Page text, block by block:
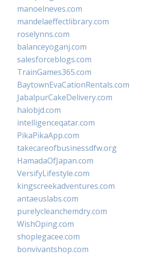
manoelneves.com
mandelaeffectlibrary.com
roselynns.com
balanceyoganj.com
salesforceblogs.com
TrainGames365.com
BaytownEvaCationRentals.com
JabalpurCakeDelivery.com
halobjd.com
intelligenceqatar.com
PikaPikaApp.com
takecareofbusinessdfw.org
HamadaOfJapan.com
VersifyLifestyle.com
kingscreekadventures.com
antaeuslabs.com
purelycleanchemdry.com
WishOping.com
shoplegacee.com
bonvivantshop.com